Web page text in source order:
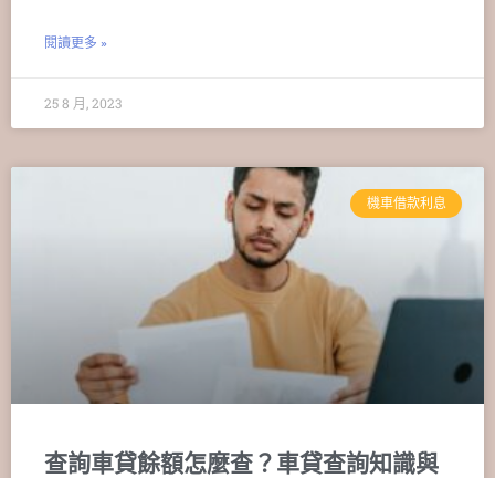
閱讀更多 »
25 8 月, 2023
機車借款利息
查詢車貸餘額怎麼查？車貸查詢知識與